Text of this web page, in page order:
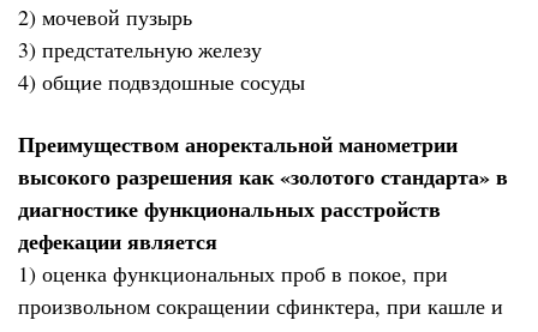
2) мочевой пузырь
3) предстательную железу
4) общие подвздошные сосуды
Преимуществом аноректальной манометрии
высокого разрешения как «золотого стандарта» в
диагностике функциональных расстройств
дефекации является
1) оценка функциональных проб в покое, при
произвольном сокращении сфинктера, при кашле и